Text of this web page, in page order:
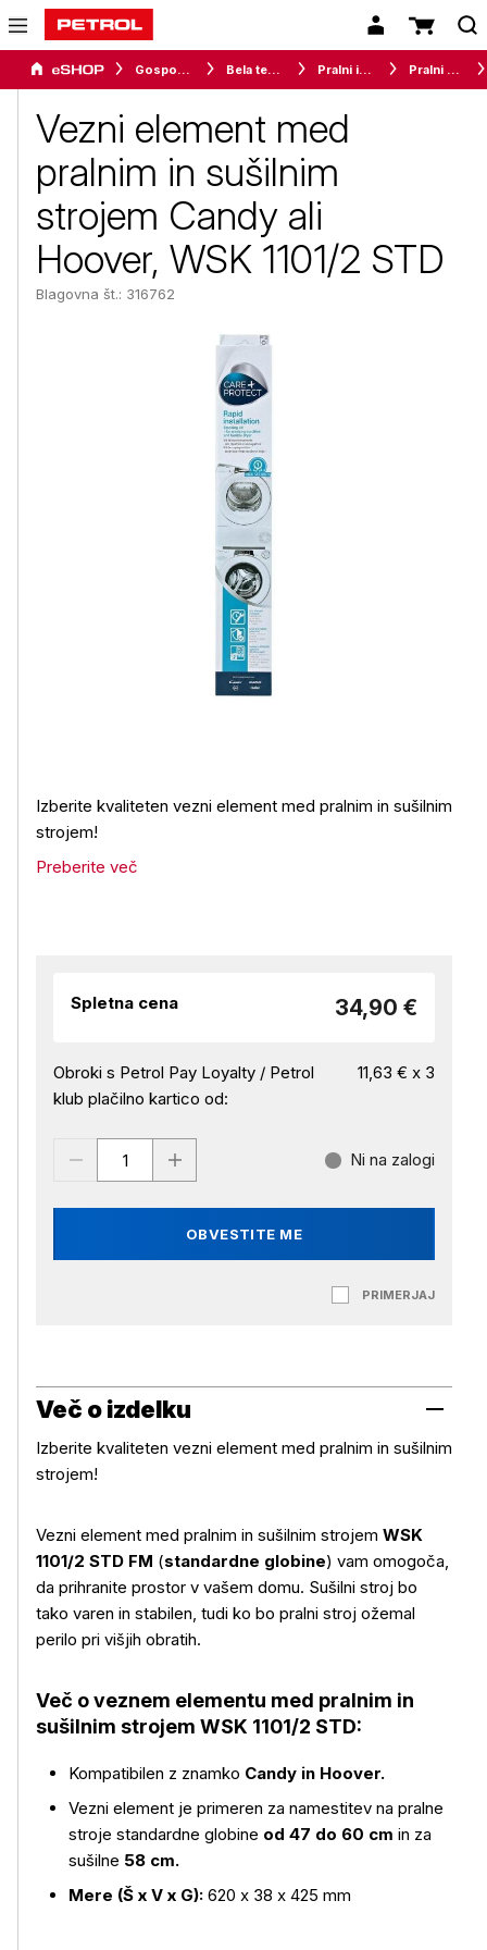
Gospodinjski aparati Bela tehnika Pralni in sušilni stroji Pralni stroji
Vezni element med
pralnim in sušilnim
strojem Candy ali
Hoover, WSK 1101/2 STD
Blagovna št.: 316762
Izberite kvaliteten vezni element med pralnim in sušilnim
strojem!
Preberite več
Spletna cena 34,90 €
Obroki s Petrol Pay Loyalty / Petrol
klub plačilno kartico od:
11,63 € x 3
OBVESTITE ME
Ni na zalogi
PRIMERJAJ
Več o izdelku
Izberite kvaliteten vezni element med pralnim in sušilnim
strojem!
Vezni element med pralnim in sušilnim strojem WSK
1101/2 STD FM (standardne globine) vam omogoča,
da prihranite prostor v vašem domu. Sušilni stroj bo
tako varen in stabilen, tudi ko bo pralni stroj ožemal
perilo pri višjih obratih.
Več o veznem elementu med pralnim in
sušilnim strojem WSK 1101/2 STD:
Kompatibilen z znamko Candy in Hoover.
Vezni element je primeren za namestitev na pralne
stroje standardne globine od 47 do 60 cm in za
sušilne 58 cm.
Mere (Š x V x G): 620 x 38 x 425 mm